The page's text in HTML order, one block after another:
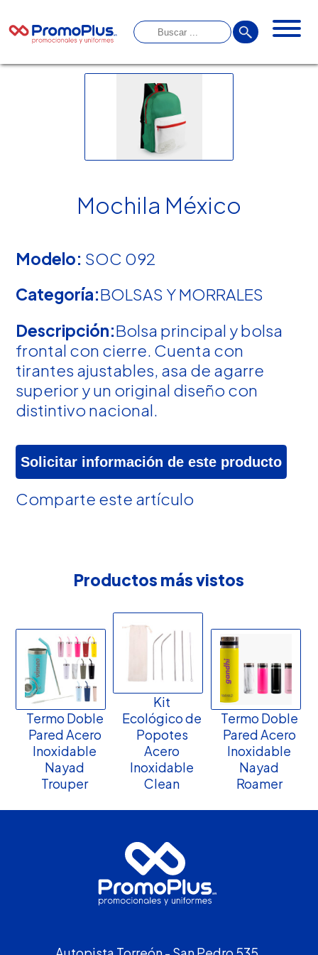
Mochila México
Modelo: SOC 092
Categoría:BOLSAS Y MORRALES
Descripción:Bolsa principal y bolsa
frontal con cierre. Cuenta con
tirantes ajustables, asa de agarre
superior y un original diseño con
distintivo nacional.
Solicitar información de este producto
Comparte este artículo
Productos más vistos
Termo Doble
Pared Acero
Inoxidable
Nayad
Trouper
Kit
Ecológico de
Popotes
Acero
Inoxidable
Clean
Termo Doble
Pared Acero
Inoxidable
Nayad
Roamer